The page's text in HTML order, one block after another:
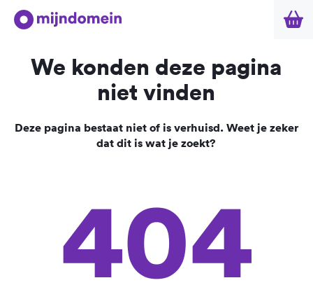
We konden deze pagina
niet vinden
Deze pagina bestaat niet of is verhuisd. Weet je zeker
dat dit is wat je zoekt?
404